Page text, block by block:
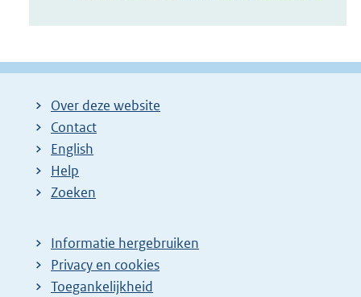
Over deze website
Contact
English
Help
Zoeken
Informatie hergebruiken
Privacy en cookies
Toegankelijkheid